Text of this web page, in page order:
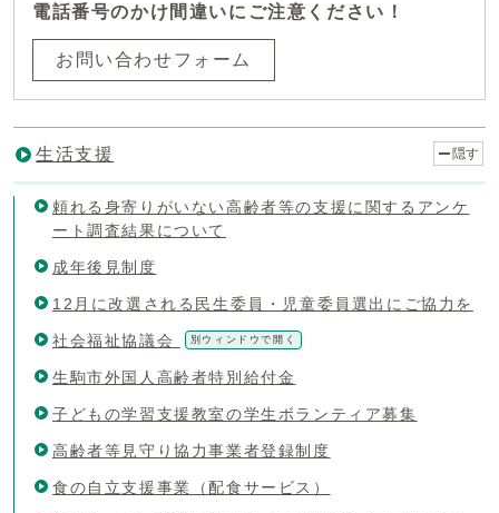
電話番号のかけ間違いにご注意ください！
お問い合わせフォーム
生活支援 隠す
頼れる身寄りがいない高齢者等の支援に関するアンケ
ート調査結果について
成年後見制度
12月に改選される民生委員・児童委員選出にご協力を
社会福祉協議会 別ウィンドウで開く
生駒市外国人高齢者特別給付金
子どもの学習支援教室の学生ボランティア募集
高齢者等見守り協力事業者登録制度
食の自立支援事業（配食サービス）